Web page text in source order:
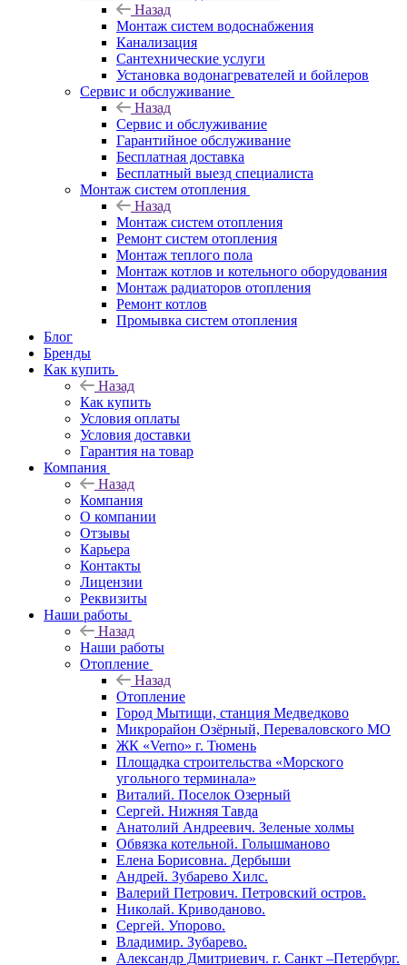
Назад
Монтаж систем водоснабжения
Канализация
Сантехнические услуги
Установка водонагревателей и бойлеров
Сервис и обслуживание
Назад
Сервис и обслуживание
Гарантийное обслуживание
Бесплатная доставка
Бесплатный выезд специалиста
Монтаж систем отопления
Назад
Монтаж систем отопления
Ремонт систем отопления
Монтаж теплого пола
Монтаж котлов и котельного оборудования
Монтаж радиаторов отопления
Ремонт котлов
Промывка систем отопления
Блог
Бренды
Как купить
Назад
Как купить
Условия оплаты
Условия доставки
Гарантия на товар
Компания
Назад
Компания
О компании
Отзывы
Карьера
Контакты
Лицензии
Реквизиты
Наши работы
Назад
Наши работы
Отопление
Назад
Отопление
Город Мытищи, станция Медведково
Микрорайон Озёрный, Переваловского МО
ЖК «Verno» г. Тюмень
Площадка строительства «Морского
угольного терминала»
Виталий. Поселок Озерный
Сергей. Нижняя Тавда
Анатолий Андреевич. Зеленые холмы
Обвязка котельной. Голышманово
Елена Борисовна. Дербыши
Андрей. Зубарево Хилс.
Валерий Петрович. Петровский остров.
Николай. Криводаново.
Сергей. Упорово.
Владимир. Зубарево.
Александр Дмитриевич. г. Санкт –Петербург.